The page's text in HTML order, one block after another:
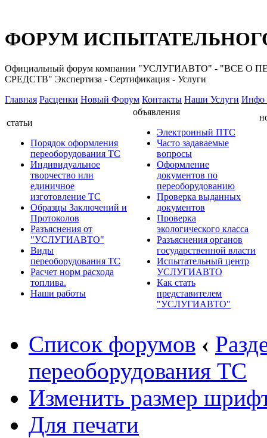
ФОРУМ
Официальный форум компании "УСЛУГИАВТО" -
СРЕДСТВ" Экспертиза - Сертификация - Услуги
Главная Расценки Новый Форум Контакты Наши Услуги Инфо
статьи
Порядок оформления
переоборудования ТС
Индивидуальное
творчество или
единичное
изготовление ТС
Образцы Заключений и
Протоколов
Разъяснения от
"УСЛУГИАВТО"
Виды
переоборудования ТС
Расчет норм расхода
топлива.
Наши работы
объявления
Электронный ПТС
Часто задаваемые
вопросы
Оформление
документов по
переоборудованию
Проверка выданных
документов
Проверка
экологического класса
Разъяснения органов
государственной власти
Испытательный центр
УСЛУГИАВТО
Как стать
представителем
"УСЛУГИАВТО"
Список форумов ‹
переоборудования ТС
Изменить размер
Для печати